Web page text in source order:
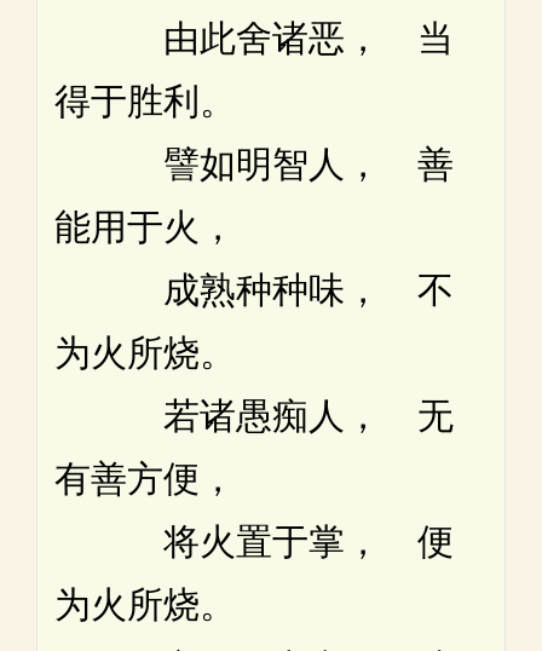
由此舍诸恶， 当
得于胜利。
譬如明智人， 善
能用于火，
成熟种种味， 不
为火所烧。
若诸愚痴人， 无
有善方便，
将火置于掌， 便
为火所烧。